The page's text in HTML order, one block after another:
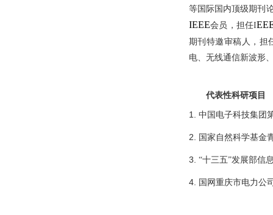
等 国际国内顶级期刊
IEEE会员，担任I
期刊 特邀审稿人 ，担
电、 无线通信新波形
代表性科研项目
1. 中国电子科技集团
2. 国家 自然科学基金
3. “十三五”发展部信
4. 国网 重庆市电力公